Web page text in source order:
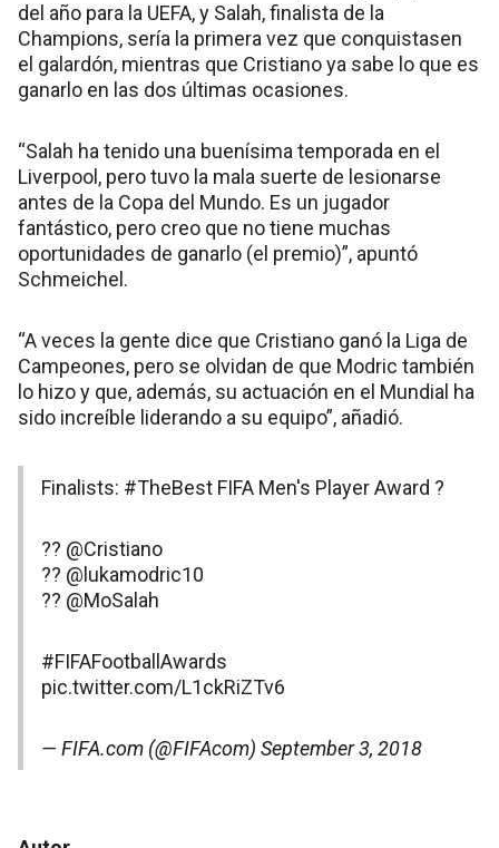
del año para la UEFA, y Salah, finalista de la
Champions, sería la primera vez que conquistasen
el galardón, mientras que Cristiano ya sabe lo que es
ganarlo en las dos últimas ocasiones.
“Salah ha tenido una buenísima temporada en el
Liverpool, pero tuvo la mala suerte de lesionarse
antes de la Copa del Mundo. Es un jugador
fantástico, pero creo que no tiene muchas
oportunidades de ganarlo (el premio)”, apuntó
Schmeichel.
“A veces la gente dice que Cristiano ganó la Liga de
Campeones, pero se olvidan de que Modric también
lo hizo y que, además, su actuación en el Mundial ha
sido increíble liderando a su equipo”, añadió.
Finalists: #TheBest FIFA Men's Player Award ?
?? @Cristiano
?? @lukamodric10
?? @MoSalah
#FIFAFootballAwards
pic.twitter.com/L1ckRiZTv6
— FIFA.com (@FIFAcom) September 3, 2018